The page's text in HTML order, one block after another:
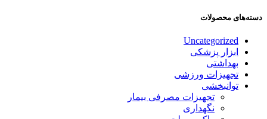
دسته‌های محصولات
Uncategorized
ابزار پزشکی
بهداشتی
تجهیزات ورزشی
توانبخشی
تجهیزات مصرفی بیمار
نگهداری